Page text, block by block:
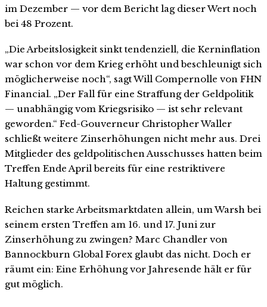
im Dezember — vor dem Bericht lag dieser Wert noch
bei 48 Prozent.
„Die Arbeitslosigkeit sinkt tendenziell, die Kerninflation
war schon vor dem Krieg erhöht und beschleunigt sich
möglicherweise noch“, sagt Will Compernolle von FHN
Financial. „Der Fall für eine Straffung der Geldpolitik
— unabhängig vom Kriegsrisiko — ist sehr relevant
geworden.“ Fed-Gouverneur Christopher Waller
schließt weitere Zinserhöhungen nicht mehr aus. Drei
Mitglieder des geldpolitischen Ausschusses hatten beim
Treffen Ende April bereits für eine restriktivere
Haltung gestimmt.
Reichen starke Arbeitsmarktdaten allein, um Warsh bei
seinem ersten Treffen am 16. und 17. Juni zur
Zinserhöhung zu zwingen? Marc Chandler von
Bannockburn Global Forex glaubt das nicht. Doch er
räumt ein: Eine Erhöhung vor Jahresende hält er für
gut möglich.